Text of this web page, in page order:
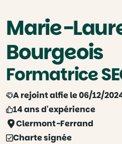
Marie-
Bourgeois
Formatrice
A rejoint alfie le 06/12/
14 ans d'expérience
Clermont-Ferrand
Charte signée